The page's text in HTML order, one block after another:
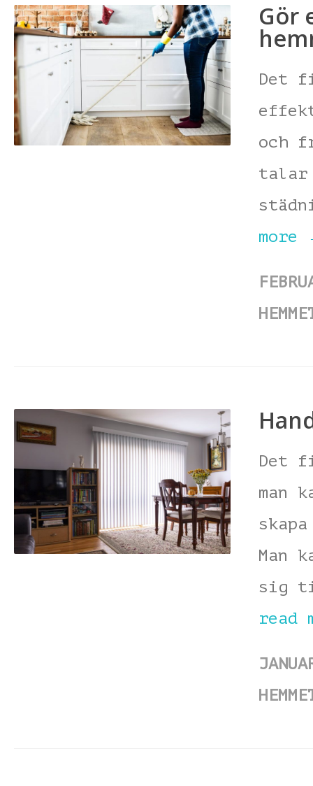
Gör
Det
och
talar
more
Det
man
Man
sig
read